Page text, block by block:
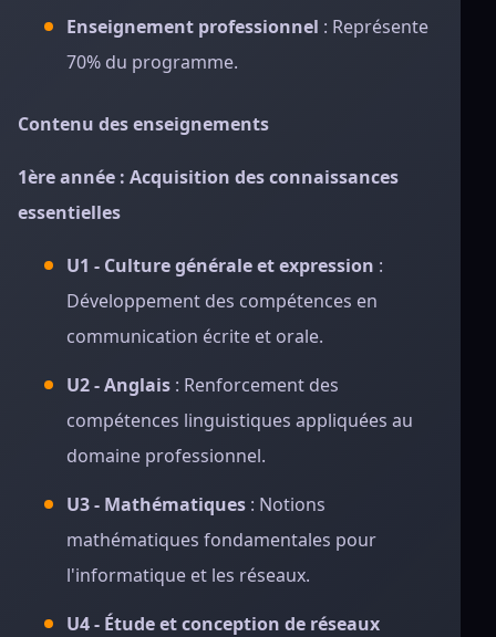
Enseignement professionnel : Représente
70% du programme.
Contenu des enseignements
1ère année : Acquisition des connaissances
essentielles
U1 - Culture générale et expression :
Développement des compétences en
communication écrite et orale.
U2 - Anglais : Renforcement des
compétences linguistiques appliquées au
domaine professionnel.
U3 - Mathématiques : Notions
mathématiques fondamentales pour
l'informatique et les réseaux.
U4 - Étude et conception de réseaux